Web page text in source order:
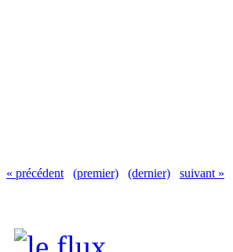
« précédent (premier) (dernier) suivant »